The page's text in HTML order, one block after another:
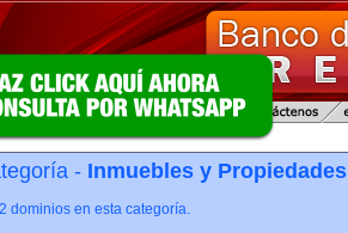
- Inmuebles y Propiedades
dominios en esta categoría.